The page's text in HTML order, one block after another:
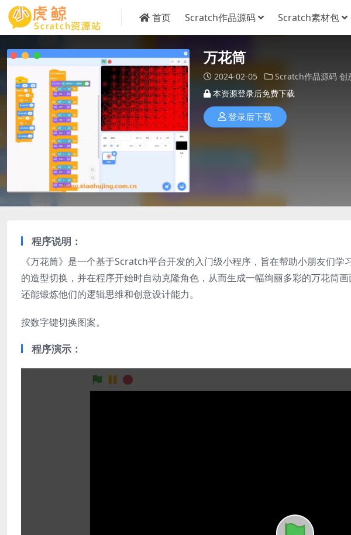
首页 Scratch作品源码 Scratch素材包
万花筒
2024-02-05 Scratch作品源码 创
本资源登录后免费下载
登录后下载
程序说明：
《万花筒》是一个基于Scratch平台开发的入门级小程序，旨在帮助小朋友们
的造型切换，并在程序开始时自动克隆角色，从而生成一幅绚丽多彩的万花筒
还能锻炼他们的逻辑思维和创意设计能力。
按数字键切换图案。
程序演示：